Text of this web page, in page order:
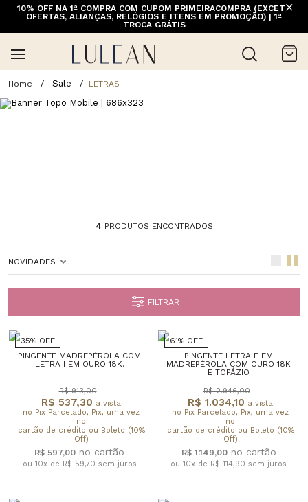
10% OFF NA 1ª COMPRA COM CUPOM PRIMEIRACOMPRA (EXCETO
OFERTAS, ALIANÇAS, RELÓGIOS E ITENS EM PROMOÇÃO) | 1ª
TROCA GRÁTIS
Sale LETRAS
4 PRODUTOS ENCONTRADOS
NOVIDADES
FILTRAR
35% OFF
PINGENTE MADREPÉROLA COM
LETRA I EM OURO 18K.
R$ 537,30 à vista
no Pix Parcelado, Pix, uma vez
no
cartão de crédito ou Boleto (10%
Off)
R$ 913,00
R$ 597,00
ou 10x de R$ 59,70 sem juros
61% OFF
PINGENTE LETRA E EM
MADREPÉROLA COM OURO 18K
E TOPÁZIO
R$ 1.034,10 à vista
no Pix Parcelado, Pix, uma vez
no
cartão de crédito ou Boleto (10%
Off)
R$ 2.946,00
R$ 1.149,00
ou 10x de R$ 114,90 sem juros